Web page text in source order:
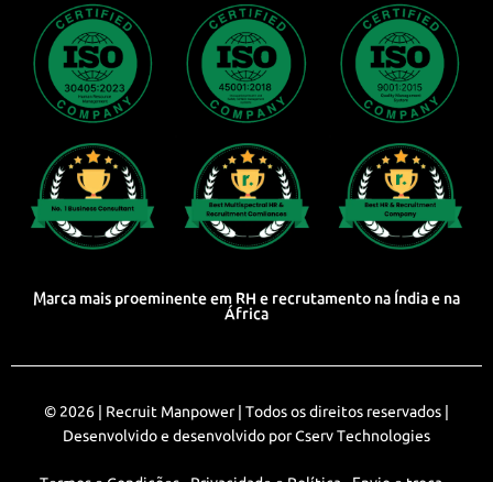
Marca mais proeminente em RH e recrutamento na Índia e na
África
© 2026 | Recruit Manpower| Todos os direitos reservados |
Desenvolvido e desenvolvido porCserv Technologies